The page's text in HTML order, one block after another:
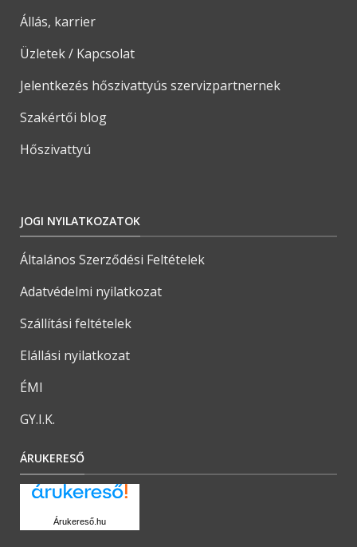
Állás, karrier
Üzletek / Kapcsolat
Jelentkezés hőszivattyús szervizpartnernek
Szakértői blog
Hőszivattyú
JOGI NYILATKOZATOK
Általános Szerződési Feltételek
Adatvédelmi nyilatkozat
Szállítási feltételek
Elállási nyilatkozat
ÉMI
GY.I.K.
ÁRUKERESŐ
Árukereső.hu